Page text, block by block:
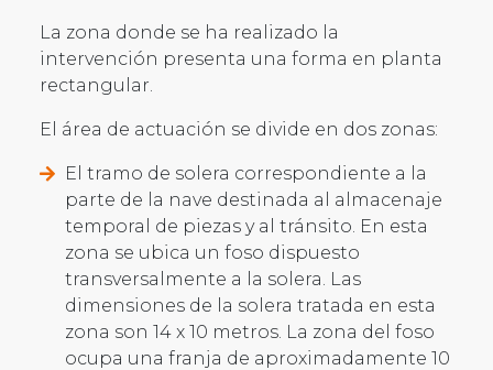
La zona donde se ha realizado la
intervención presenta una forma en planta
rectangular.
El área de actuación se divide en dos zonas:
El tramo de solera correspondiente a la
parte de la nave destinada al almacenaje
temporal de piezas y al tránsito. En esta
zona se ubica un foso dispuesto
transversalmente a la solera. Las
dimensiones de la solera tratada en esta
zona son 14 x 10 metros. La zona del foso
ocupa una franja de aproximadamente 10